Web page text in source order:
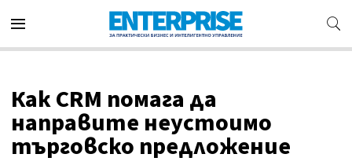
Как CRM помага да
направите неустоимо
търговско предложение